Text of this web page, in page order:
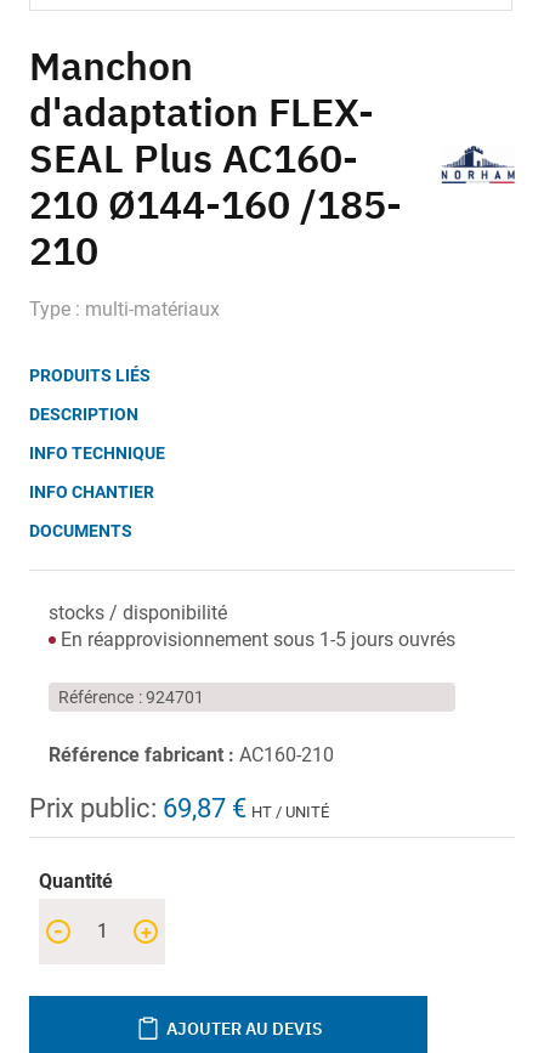
to
the
beginning
of
the
gallery
Manchon
d'adaptation FLEX-
SEAL Plus AC160-
210 Ø144-160 /185-
210
Type : multi-matériaux
PRODUITS LIÉS
DESCRIPTION
INFO TECHNIQUE
INFO CHANTIER
DOCUMENTS
stocks / disponibilité
En réapprovisionnement sous 1-5 jours ouvrés
Référence 924701
Référence fabricant : AC160-210
Prix public: 69,87 € HT / UNITÉ
Quantité
+
-
AJOUTER AU DEVIS